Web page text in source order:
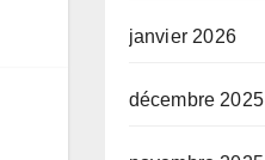
janvier 2026
décembre 2025